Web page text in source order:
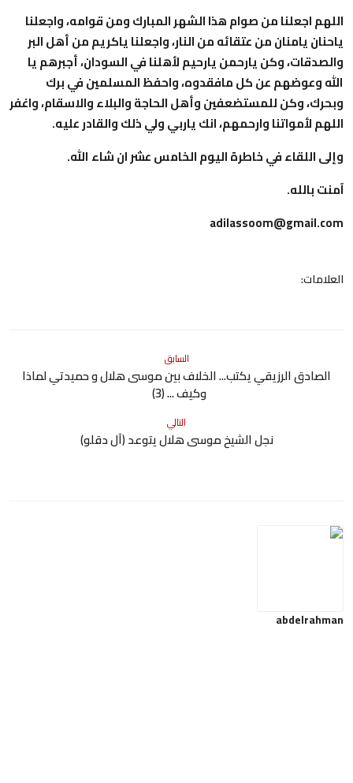
اللهم اجعلنا من صوام هذا الشهر المبارك ومن قوامه، واجعلنا
ياحنان يامنان من عتقائه من النار، واجعلنا ياكريم من أهل البر
والصدقات، وكن يارحمن يارحيم لأهلنا في السودان، أجبرهم يا
الله وعوضهم عن كل مافقدوه، واحفظ المسلمين في برك
وبحرك، وكن للمستضعفين وأهل الحاجة والبلاء والاسقام، واغفر
اللهم لأمواتنا وارحمهم، انك ياربي ولي ذلك والقادر عليه.
وإلى اللقاء في خاطرة اليوم الخامس عشر ان شاء الله.
آمنت بالله.
adilassoom@gmail.com
العلامات:
السابق
الصادق الرزيقي يكتب... الخلاف بين موسى هلال و حميدتي لماذا
وكيف ... (3)
التالي
نجل الشيخ موسى هلال يتوعد (آل دقلو)
abdelrahman